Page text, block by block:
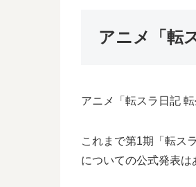
アニメ「転
アニメ「転スラ日記
これまで第1期「転ス
についての公式発表は